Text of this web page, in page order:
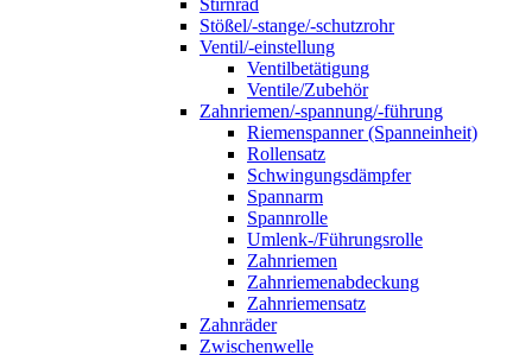
Stirnrad
Stößel/-stange/-schutzrohr
Ventil/-einstellung
Ventilbetätigung
Ventile/Zubehör
Zahnriemen/-spannung/-führung
Riemenspanner (Spanneinheit)
Rollensatz
Schwingungsdämpfer
Spannarm
Spannrolle
Umlenk-/Führungsrolle
Zahnriemen
Zahnriemenabdeckung
Zahnriemensatz
Zahnräder
Zwischenwelle